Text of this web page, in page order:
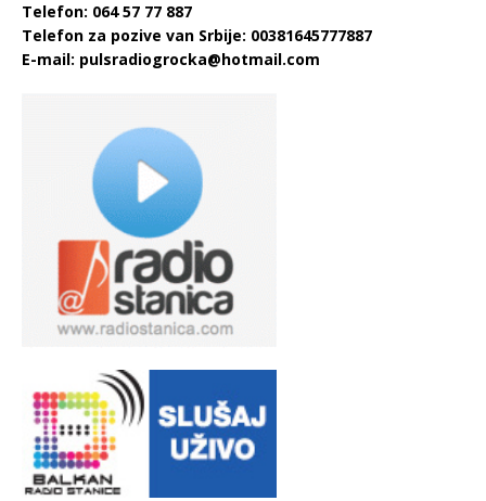
Telefon: 064 57 77 887
Telefon za pozive van Srbije: 00381645777887
E-mail: pulsradiogrocka@hotmail.com